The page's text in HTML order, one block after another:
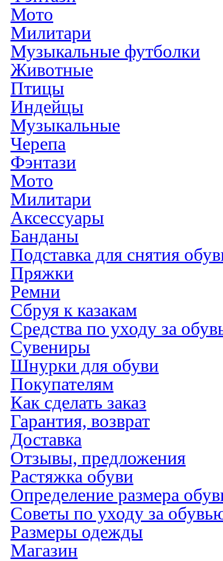
Мото
Милитари
Музыкальные футболки
Животные
Птицы
Индейцы
Музыкальные
Черепа
Фэнтази
Мото
Милитари
Аксессуары
Банданы
Подставка для снятия
Пряжки
Ремни
Сбруя к казакам
Средства по уходу за
Сувениры
Шнурки для обуви
Покупателям
Как сделать заказ
Гарантия, возврат
Доставка
Отзывы, предложения
Растяжка обуви
Определение размера
Советы по уходу за
Размеры одежды
Магазин